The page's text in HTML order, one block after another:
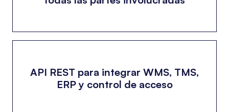
API REST para integrar WMS, TMS,
ERP y control de acceso